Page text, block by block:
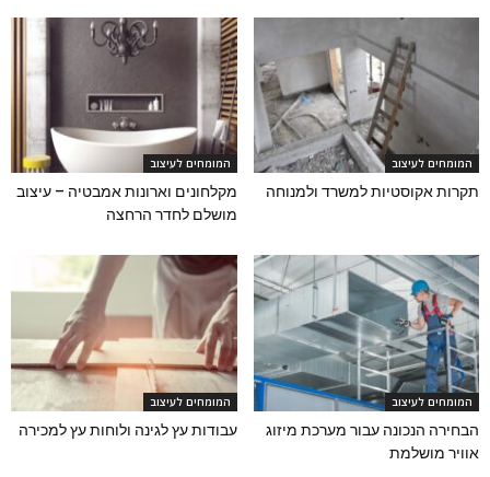
המומחים לעיצוב
תקרות אקוסטיות למשרד ולמנוחה
המומחים לעיצוב
מקלחונים וארונות אמבטיה – עיצוב
מושלם לחדר הרחצה
המומחים לעיצוב
הבחירה הנכונה עבור מערכת מיזוג
אוויר מושלמת
המומחים לעיצוב
עבודות עץ לגינה ולוחות עץ למכירה